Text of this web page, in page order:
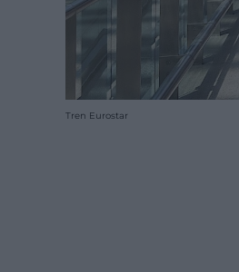
Tren Eurostar